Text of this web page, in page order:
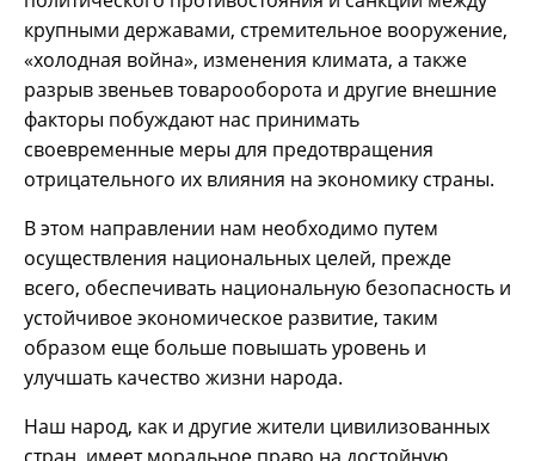
крупными державами, стремительное вооружение,
«холодная война», изменения климата, а также
разрыв звеньев товарооборота и другие внешние
факторы побуждают нас принимать
своевременные меры для предотвращения
отрицательного их влияния на экономику страны.
В этом направлении нам необходимо путем
осуществления национальных целей, прежде
всего, обеспечивать национальную безопасность и
устойчивое экономическое развитие, таким
образом еще больше повышать уровень и
улучшать качество жизни народа.
Наш народ, как и другие жители цивилизованных